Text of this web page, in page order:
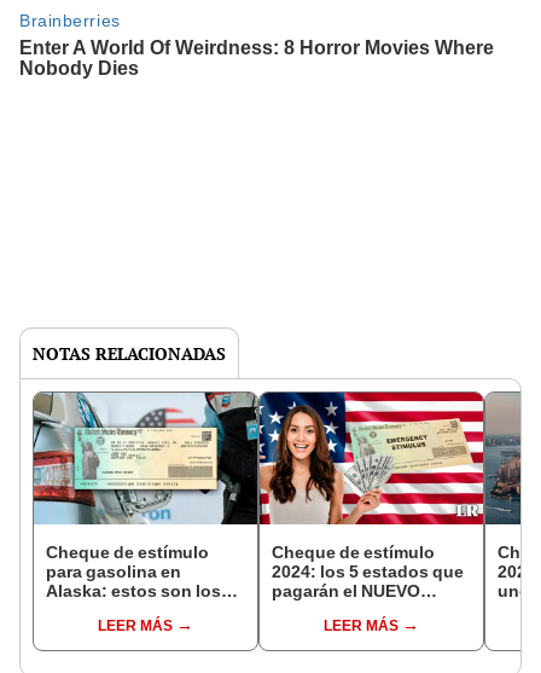
NOTAS RELACIONADAS
Cheque de estímulo
para gasolina en
Alaska: estos son los
BONO de hasta 3.200
dólares
LEER MÁS
Cheque de estímulo
2024: los 5 estados que
pagarán el NUEVO
DÓLARES en JULIO
LEER MÁS
uno
York